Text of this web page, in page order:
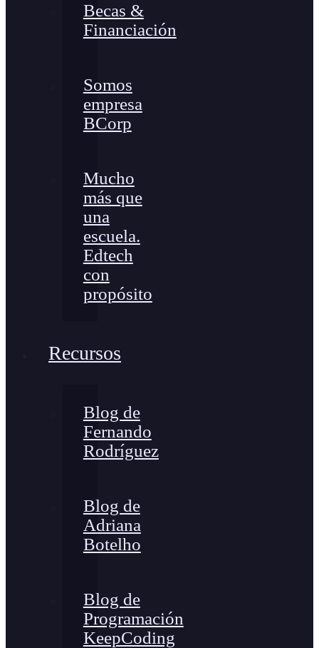
Becas &
Financiación
Somos
empresa
BCorp
Mucho
más que
una
escuela.
Edtech
con
propósito
Recursos
Blog de
Fernando
Rodríguez
Blog de
Adriana
Botelho
Blog de
Programación
KeepCoding